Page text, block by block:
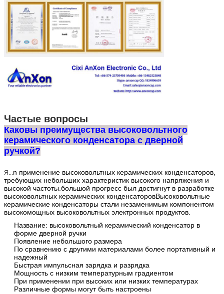
Частые вопросы
Каковы преимущества высоковольтного
керамического конденсатора с дверной
ручкой?
Я...n применение высоковольтных керамических конденсаторов,
требующих небольших характеристик высокого напряжения и
высокой частоты.большой прогресс был достигнут в разработке
высоковольтных керамических конденсаторовВысоковольтные
керамические конденсаторы стали незаменимым компонентом
высокомощных высоковольтных электронных продуктов.
Название: высоковольтный керамический конденсатор в
форме дверной ручки
Появление небольшого размера
По сравнению с другими материалами более портативный и
надежный
Быстрая импульсная зарядка и разрядка
Мощность с низким температурным градиентом
При применении при высоких или низких температурах
Различные формы могут быть настроены